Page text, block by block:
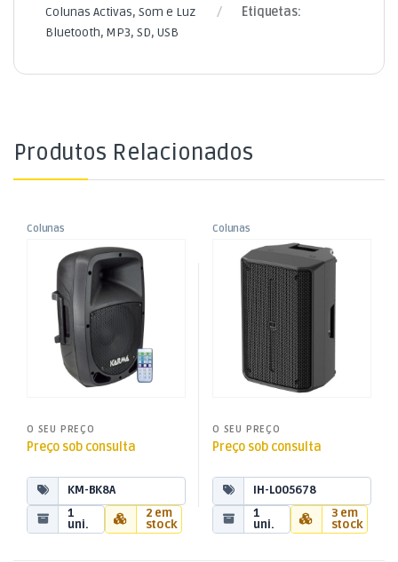
Colunas Activas, Som e Luz
Etiquetas:
Bluetooth, MP3, SD, USB
Produtos Relacionados
Colunas
Colunas Activas
Som e Luz
Coluna Activa 8″ 120W
USB/SD/MP3 Bluetooth
O SEU PREÇO
Preço sob consulta
KM-BK8A
1
uni.
2 em
stock
Colunas
Colunas Activas
Som e Luz
Coluna Activa NAXOS 10A DSP
O SEU PREÇO
Preço sob consulta
IH-L005678
1
uni.
3 em
stock